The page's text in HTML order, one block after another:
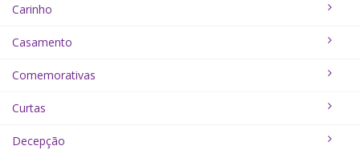
Carinho
Casamento
Comemorativas
Curtas
Decepção